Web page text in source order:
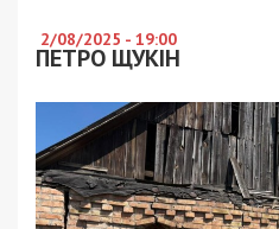
2/08/2025 - 19:00
ПЕТРО ЩУКІН